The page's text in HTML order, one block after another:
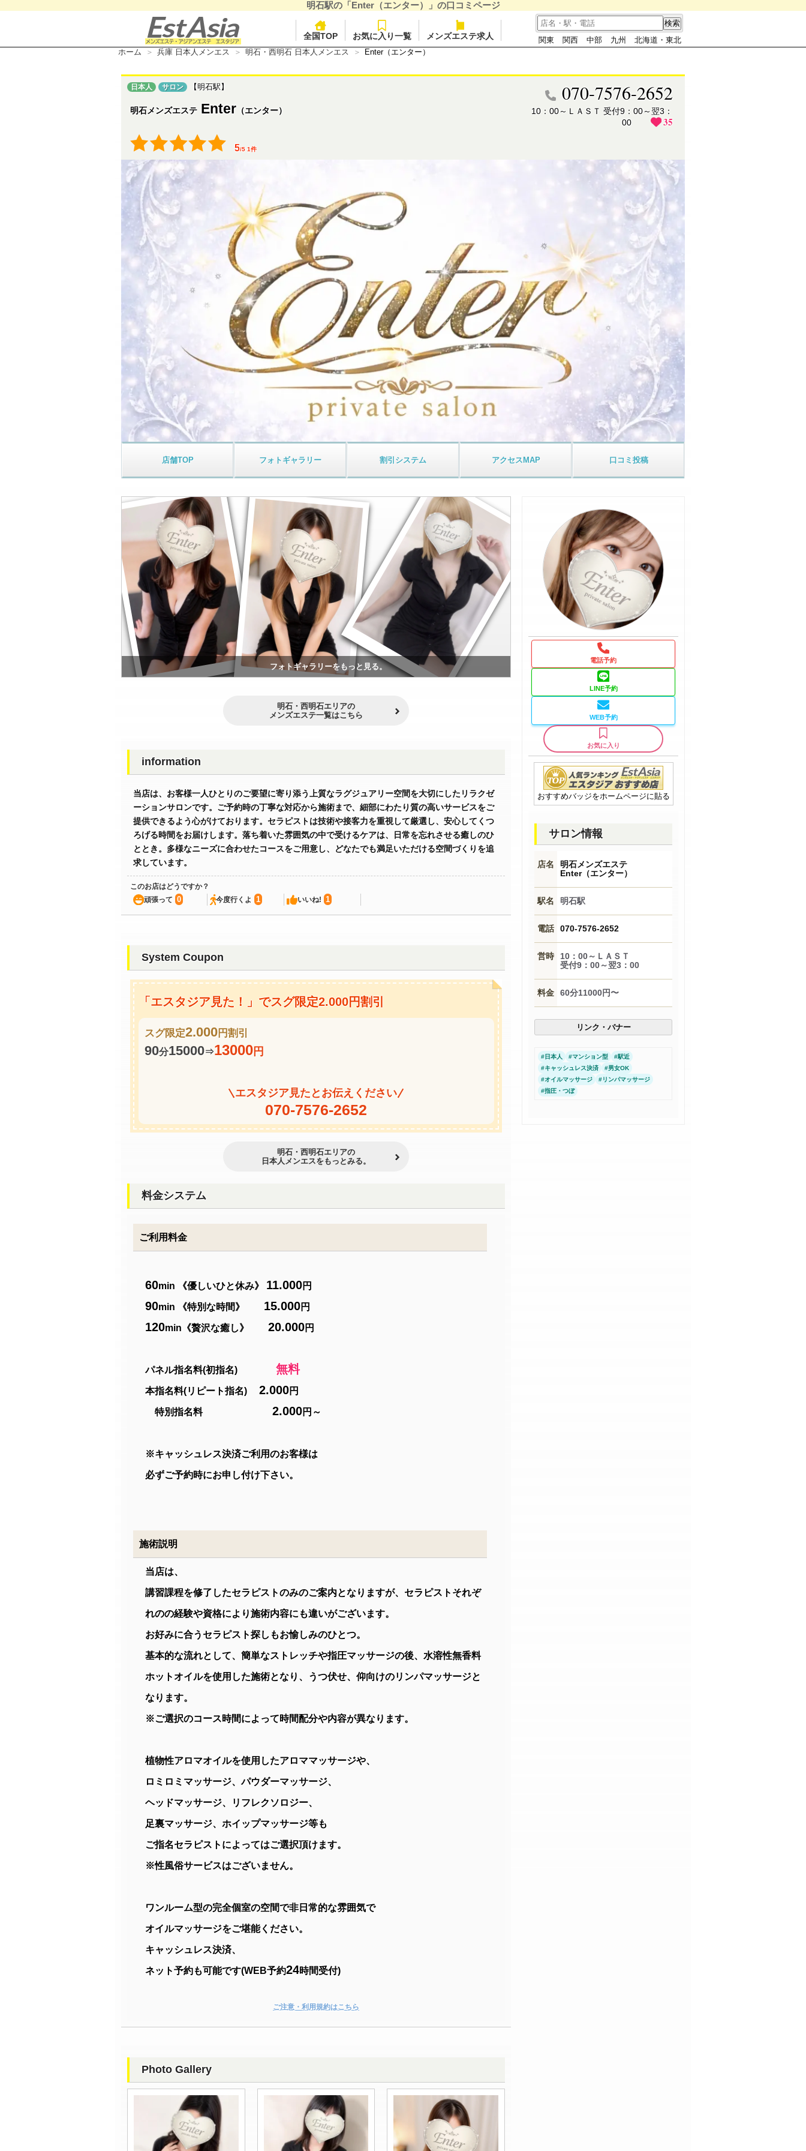
明石駅の「Enter（エンター）」の口コミページ
全国TOP お気に入り一覧 メンズエステ求人 関東 関西 中部 九州
北海道・東北
ホーム
兵庫 日本人メンエス 明石・西明石 日本人メンエス Enter（エンター）
日本人 サロン 【明石駅】
明石メンズエステ Enter （エンター）
070-7576-2652
10：00～ＬＡＳＴ 受付9：00～翌3：
00
35
5/5 1件
店舗TOP フォト ギャラリー 割引 システム アクセス MAP 口コミ 投稿
フォトギャラリーをもっと見る。
明石・西明石エリアの
メンズエステ一覧はこちら
information
当店は、お客様一人ひとりのご要望に寄り添う上質なラグジュアリー空間を大切にしたリラクゼ
ーションサロンです。ご予約時の丁寧な対応から施術まで、細部にわたり質の高いサービスをご
提供できるよう心がけております。セラピストは技術や接客力を重視して厳選し、安心してくつ
ろげる時間をお届けします。落ち着いた雰囲気の中で受けるケアは、日常を忘れさせる癒しのひ
ととき。多様なニーズに合わせたコースをご用意し、どなたでも満足いただける空間づくりを追
求しています。
このお店はどうですか？
頑張って 0 今度行くよ 1 いいね! 1
System Coupon
「エスタジア見た！」でスグ限定2.000円割引
スグ限定2.000円割引
90分15000⇒13000円
エスタジア見たとお伝えください
070-7576-2652
明石・西明石エリアの
日本人メンエスをもっとみる。
料金システム
ご利用料金
60min 《優しいひと休み》 11.000円
90min 《特別な時間》 15.000円
120min《贅沢な癒し》 20.000円
パネル指名料(初指名) 無料
本指名料(リピート指名) 2.000円
特別指名料 2.000円～
※キャッシュレス決済ご利用のお客様は
必ずご予約時にお申し付け下さい。
施術説明
当店は、
講習課程を修了したセラピストのみのご案内となりますが、セラピストそれぞ
れのの経験や資格により施術内容にも違いがございます。
お好みに合うセラピスト探しもお愉しみのひとつ。
基本的な流れとして、簡単なストレッチや指圧マッサージの後、水溶性無香料
ホットオイルを使用した施術となり、うつ伏せ、仰向けのリンパマッサージと
なります。
※ご選択のコース時間によって時間配分や内容が異なります。
植物性アロマオイルを使用したアロママッサージや、
ロミロミマッサージ、パウダーマッサージ、
ヘッドマッサージ、リフレクソロジー、
足裏マッサージ、ホイップマッサージ等も
ご指名セラピストによってはご選択頂けます。
※性風俗サービスはございません。
ワンルーム型の完全個室の空間で非日常的な雰囲気で
オイルマッサージをご堪能ください。
キャッシュレス決済、
ネット予約も可能です(WEB予約24時間受付)
ご注意・利用規約はこちら
Photo Gallery
電話予約
LINE予約
WEB予約
お気に入り
おすすめバッジをホームページに貼る
サロン情報
店名
明石メンズエステ
Enter（エンター）
駅名 明石駅
電話 070-7576-2652
営時
10：00～ＬＡＳＴ
受付9：00～翌3：00
料金 60分11000円〜
リンク・バナー
#日本人 #マンション型 #駅近
#キャッシュレス決済 #男女OK
#オイルマッサージ #リンパマッサージ
#指圧・つぼ